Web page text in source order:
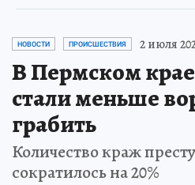
НОВОСТИ ПРОИСШЕСТВИЯ 2 июля
В Пермском крае
стали меньше
грабить
Количество краж
сократилось на 20%